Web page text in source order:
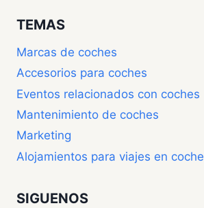
TEMAS
Marcas de coches
Accesorios para coches
Eventos relacionados con coches
Mantenimiento de coches
Marketing
Alojamientos para viajes en coche
SIGUENOS